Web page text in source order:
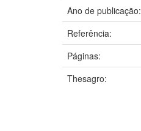
Ano de publicação:
Referência:
Páginas:
Thesagro: